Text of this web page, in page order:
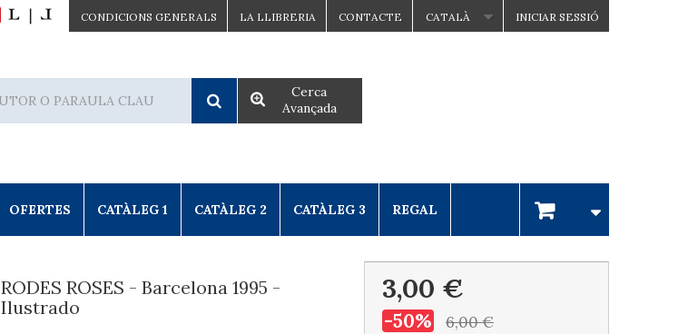
INICIAR SESSIÓ
CATALÀ
CONTACTE
LA LLIBRERIA
CONDICIONS GENERALS
Cerca
Avançada
OFERTES CATÀLEG 1 CATÀLEG 2 CATÀLEG 3 REGAL
RODES ROSES - Barcelona 1995 -
Ilustrado
3,00 €
-50% 6,00 €